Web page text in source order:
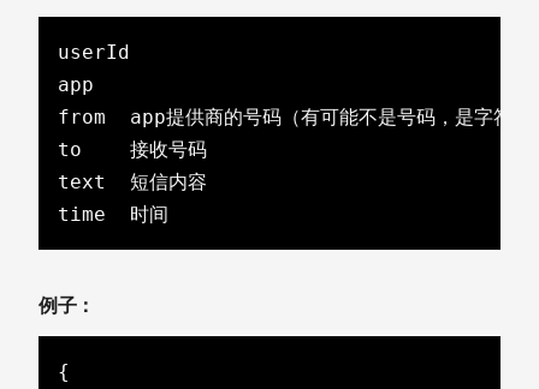
userId
app
from  app提供商的号码（有可能不是号码，是字符串
to    接收号码
text  短信内容
time  时间
例子：
{